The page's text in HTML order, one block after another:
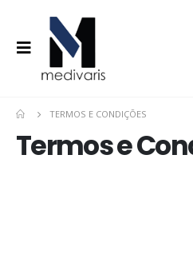
TERMOS E CONDIÇÕES
Termos e